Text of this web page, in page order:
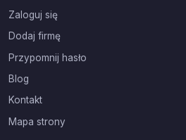
Zaloguj się
Dodaj firmę
Przypomnij hasło
Blog
Kontakt
Mapa strony